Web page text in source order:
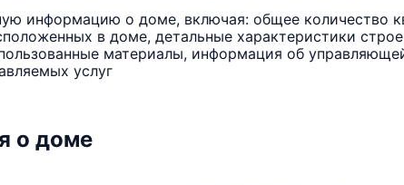
информацию о доме, включая: общее количество
в доме, детальные характеристики
материалы, информация об
услуг
о доме